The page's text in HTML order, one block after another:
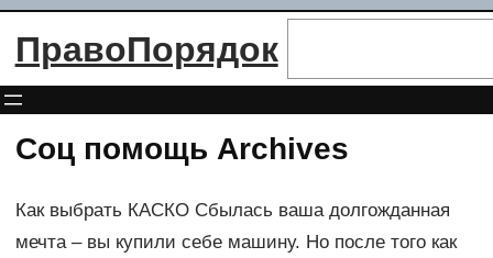
Перейти
ПравоПорядок
Соц помощь Archives
Как выбрать КАСКО Сбылась ваша долгожданная
мечта – вы купили себе машину. Но после того как